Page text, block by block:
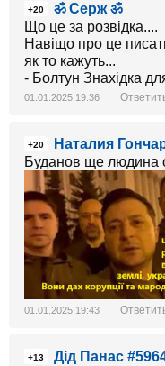
+20
ॐ Серж ॐ
Що це за розвідка....
Навіщо про це
як то кажуть...
- Болтун Знахідка
01.01.2025 19:36
+20
Наталия
Буданов ще людина
01.01.2025 19:43
+13
Дід Панас